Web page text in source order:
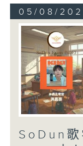
05/08/
SoDun